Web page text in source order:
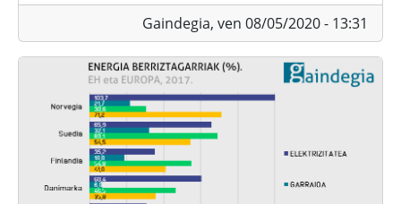
Gaindegia, ven 08/05/2020 - 13:31